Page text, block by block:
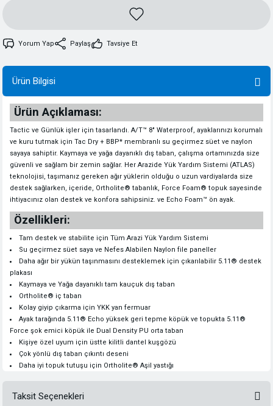
Yorum Yap Paylaş Tavsiye Et
Ürün Bilgisi
Ürün Açıklaması:
Tactic ve Günlük işler için tasarlandı. A/T™ 8" Waterproof, ayaklarınızı korumalı
ve kuru tutmak için Tac Dry + BBP* membranlı su geçirmez süet ve naylon
sayaya sahiptir. Kaymaya ve yağa dayanıklı dış taban, çalışma ortamınızda size
güvenli ve sağlam bir zemin sağlar. Her Arazide Yük Yardım Sistemi (ATLAS)
teknolojisi, taşımanız gereken ağır yüklerin olduğu o uzun vardiyalarda size
destek sağlarken, içeride, Ortholite® tabanlık, Force Foam® topuk sayesinde
ihtiyacınız olan destek ve konfora sahipsiniz. ve Echo Foam™ ön ayak.
Özellikleri:
Tam destek ve stabilite için Tüm Arazi Yük Yardım Sistemi
Su geçirmez süet saya ve Nefes Alabilen Naylon file paneller
Daha ağır bir yükün taşınmasını desteklemek için çıkarılabilir 5.11® destek
plakası
Kaymaya ve Yağa dayanıklı tam kauçuk dış taban
Ortholite® iç taban
Kolay giyip çıkarma için YKK yan fermuar
Ayak tarağında 5.11® Echo yüksek geri tepme köpük ve topukta 5.11®
Force şok emici köpük ile Dual Density PU orta taban
Kişiye özel uyum için üstte kilitli dantel kuşgözü
Çok yönlü dış taban çıkıntı deseni
Daha iyi topuk tutuşu için Ortholite® Aşil yastığı
Taksit Seçenekleri